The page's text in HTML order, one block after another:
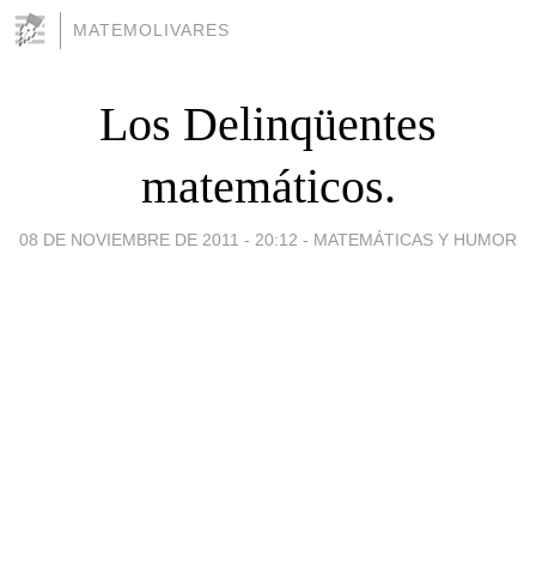
MATEMOLIVARES
Los Delinqüentes
matemáticos.
08 DE NOVIEMBRE DE 2011 - 20:12 - MATEMÁTICAS Y HUMOR